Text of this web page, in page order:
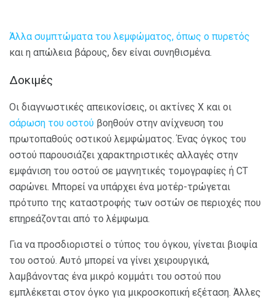
Άλλα συμπτώματα του λεμφώματος, όπως ο πυρετός
και η απώλεια βάρους, δεν είναι συνηθισμένα.
Δοκιμές
Οι διαγνωστικές απεικονίσεις, οι ακτίνες Χ και οι
σάρωση του οστού βοηθούν στην ανίχνευση του
πρωτοπαθούς οστικού λεμφώματος. Ένας όγκος του
οστού παρουσιάζει χαρακτηριστικές αλλαγές στην
εμφάνιση του οστού σε μαγνητικές τομογραφίες ή CT
σαρώνει. Μπορεί να υπάρχει ένα μοτέρ-τρώγεται
πρότυπο της καταστροφής των οστών σε περιοχές που
επηρεάζονται από το λέμφωμα.
Για να προσδιοριστεί ο τύπος του όγκου, γίνεται βιοψία
του οστού. Αυτό μπορεί να γίνει χειρουργικά,
λαμβάνοντας ένα μικρό κομμάτι του οστού που
εμπλέκεται στον όγκο για μικροσκοπική εξέταση. Άλλες